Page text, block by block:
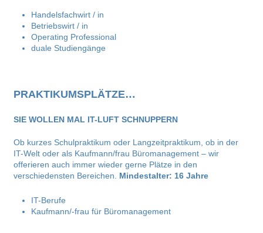
Handelsfachwirt / in
Betriebswirt / in
Operating Professional
duale Studiengänge
PRAKTIKUMSPLÄTZE…
SIE WOLLEN MAL IT-LUFT SCHNUPPERN
Ob kurzes Schulpraktikum oder Langzeitpraktikum, ob in der
IT-Welt oder als Kaufmann/frau Büromanagement – wir
offerieren auch immer wieder gerne Plätze in den
verschiedensten Bereichen. Mindestalter: 16 Jahre
IT-Berufe
Kaufmann/-frau für Büromanagement